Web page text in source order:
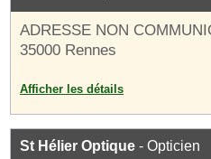
ADRESSE NON
35000 Rennes
Afficher les détails
St Hélier Optique - Opticien